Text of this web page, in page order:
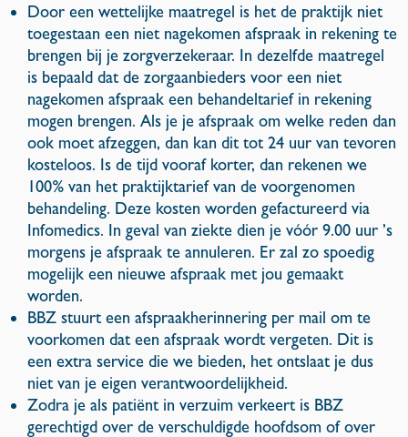
Door een wettelijke maatregel is het de praktijk niet
toegestaan een niet nagekomen afspraak in rekening te
brengen bij je zorgverzekeraar. In dezelfde maatregel
is bepaald dat de zorgaanbieders voor een niet
nagekomen afspraak een behandeltarief in rekening
mogen brengen. Als je je afspraak om welke reden dan
ook moet afzeggen, dan kan dit tot 24 uur van tevoren
kosteloos. Is de tijd vooraf korter, dan rekenen we
100% van het praktijktarief van de voorgenomen
behandeling. Deze kosten worden gefactureerd via
Infomedics. In geval van ziekte dien je vóór 9.00 uur ’s
morgens je afspraak te annuleren. Er zal zo spoedig
mogelijk een nieuwe afspraak met jou gemaakt
worden.
BBZ stuurt een afspraakherinnering per mail om te
voorkomen dat een afspraak wordt vergeten. Dit is
een extra service die we bieden, het ontslaat je dus
niet van je eigen verantwoordelijkheid.
Zodra je als patiënt in verzuim verkeert is BBZ
gerechtigd over de verschuldigde hoofdsom of over